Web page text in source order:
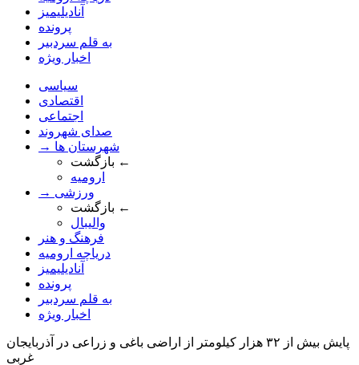
آنادیلیمیز
پرونده
به قلم سردبیر
اخبار ویژه
سیاسی
اقتصادی
اجتماعی
صدای شهروند
→ شهرستان ها
بازگشت ←
ارومیه
→ ورزشی
بازگشت ←
والیبال
فرهنگ و هنر
دریاچه ارومیه
آنادیلیمیز
پرونده
به قلم سردبیر
اخبار ویژه
پایش بیش از ۳۲ هزار کیلومتر از اراضی باغی و زراعی در آذربایجان
غربی